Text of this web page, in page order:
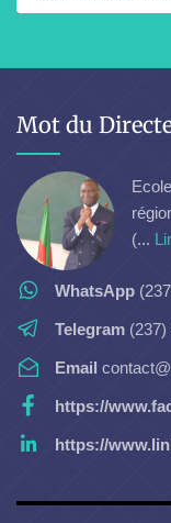
Mot du
(...
WhatsApp
Telegram (237)
Email
https://
https://